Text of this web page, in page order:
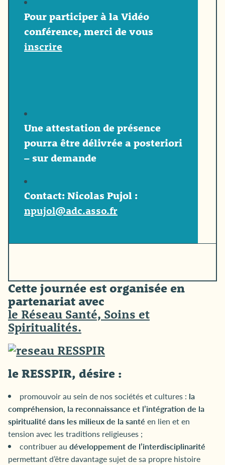
Pour participer à laVidéo
conférence, merci de vous
inscrire
Une attestation de présence
pourra être délivrée a posteriori
– sur demande
Contact: Nicolas Pujol :
npujol@adc.asso.fr
Cette journée est organisée en
partenariat avec
le Réseau Santé, Soins et
Spiritualités.
le RESSPIR, désire :
promouvoir au sein de nos sociétés et cultures : la
compréhension, la reconnaissance et l’intégration de la
spiritualité dans les milieux de la santé en lien et en
tension avec les traditions religieuses ;
contribuer au développement de l’interdisciplinarité
permettant d’être davantage sujet de sa propre histoire